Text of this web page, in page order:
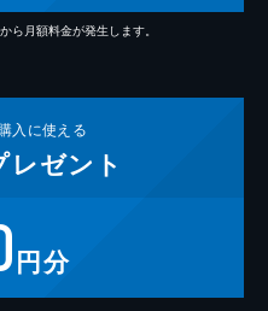
ら月額料金が発生します。
入に使える
レゼント
円分